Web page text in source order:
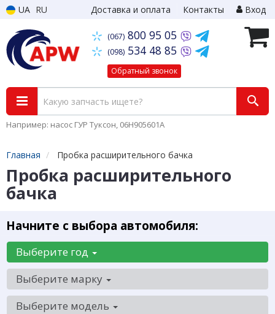
UA RU Доставка и оплата Контакты Вход
(067) 800 95 05
(098) 534 48 85
Обратный звонок
Например: насос ГУР Туксон, 06H905601A
Главная Пробка расширительного бачка
Пробка расширительного
бачка
Начните с выбора автомобиля:
Выберите год
Выберите марку
Выберите модель